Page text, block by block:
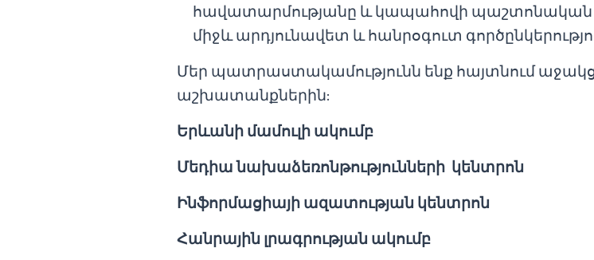
հավատարմությանը և կապահովի պաշտոնական
միջև արդյունավետ և հանրօգուտ
Մեր պատրաստակամությունն ենք հայտնում
աշխատանքներին:
Երևանի մամուլի ակումբ
Մեդիա նախաձեռոնթությունների կենտրոն
Ինֆորմացիայի ազատության կենտրոն
Հանրային լրագրության ակումբ